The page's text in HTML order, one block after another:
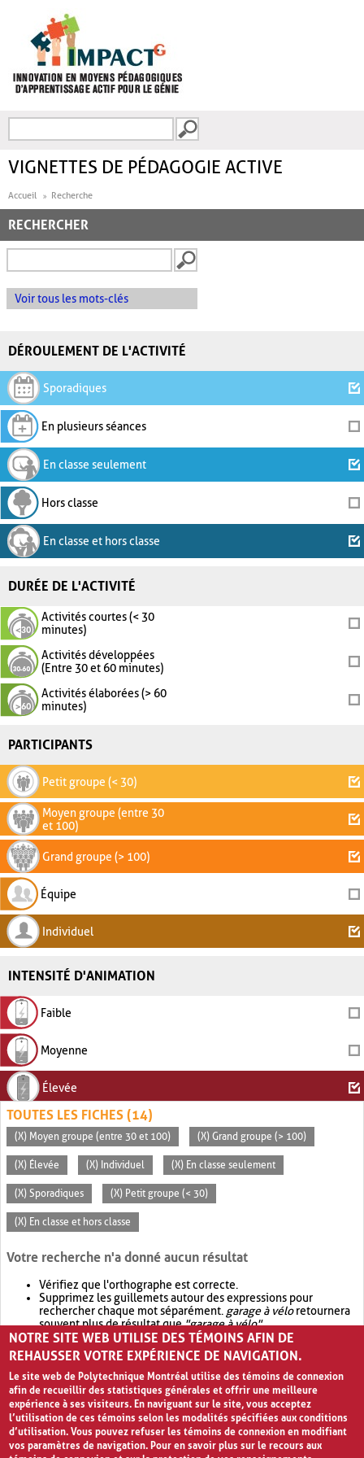
FORMULAIRE DE
VIGNETTES DE PÉDAGOGIE ACTIVE
Accueil Recherche
RECHERCHER
Voir tous les mots-clés
DÉROULEMENT DE L'ACTIVITÉ
Sporadiques
En plusieurs séances
En classe seulement
Hors classe
En classe et hors classe
DURÉE DE L'ACTIVITÉ
Activités courtes (< 30
minutes)
Activités développées
(Entre 30 et 60 minutes)
Activités élaborées (> 60
minutes)
PARTICIPANTS
Petit groupe (< 30)
Moyen groupe (entre 30
et 100)
Grand groupe (> 100)
Équipe
Individuel
INTENSITÉ D'ANIMATION
Faible
Moyenne
Élevée
TOUTES LES FICHES (14)
(X) Moyen groupe (entre 30 et 100) (X) Grand groupe (> 100)
(X) Élevée (X) Individuel (X) En classe seulement
(X) Sporadiques (X) Petit groupe (< 30)
(X) En classe et hors classe
Votre recherche n'a donné aucun résultat
Vérifiez que l'orthographe est correcte.
Supprimez les guillemets autour des expressions pour
rechercher chaque mot séparément. garage à véloretournera
souvent plus de résultat que"garage à vélo".
Envisagez d'élargir votre recherche avec OR.garage OR vélo
retournera souvent plus de résultat quegarage à vélo
NOTRE SITE WEB UTILISE DES TÉMOINS AFIN DE
REHAUSSER VOTRE EXPÉRIENCE DE NAVIGATION.
Le site web de Polytechnique Montréal utilise des témoins de connexion
afin de recueillir des statistiques générales et offrir une meilleure
expérience à ses visiteurs. En naviguant sur le site, vous acceptez
l’utilisation de ces témoins selon les modalités spécifiées aux conditions
d’utilisation. Vous pouvez refuser les témoins de connexion en modifiant
vos paramètres de navigation. Pour en savoir plus sur le recours aux